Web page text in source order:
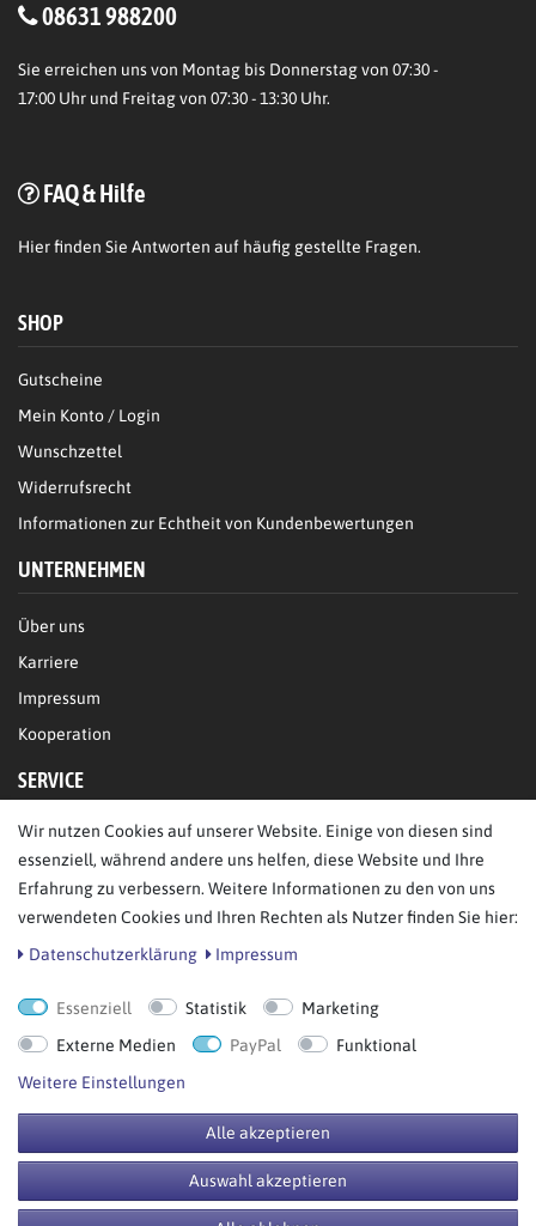
08631 988200
Sie erreichen uns von Montag bis Donnerstag von 07:30 -
17:00 Uhr und Freitag von 07:30 - 13:30 Uhr.
FAQ & Hilfe
Hierfinden Sie Antworten auf häufig gestellte Fragen.
SHOP
Gutscheine
Mein Konto / Login
Wunschzettel
Widerrufsrecht
Informationen zur Echtheit von Kundenbewertungen
UNTERNEHMEN
Über uns
Karriere
Impressum
Kooperation
SERVICE
FAQ/Hilfe
Datenschutz
AGB
Bestellung widerrufen
© Copyright 2026 BB Sport GmbH & Co KG. Alle Rechte vorbehalten.
**UVP = Unverbindliche Preisempfehlung des Herstellers
Wir nutzen Cookies auf unserer Website. Einige von diesen sind
essenziell, während andere uns helfen, diese Website und Ihre
Erfahrung zu verbessern. Weitere Informationen zu den von uns
verwendeten Cookies und Ihren Rechten als Nutzer finden Sie hier:
Daten­schutz­erklärung
Impressum
Essenziell Statistik
Marketing
Externe Medien
PayPal
Funktional
Weitere Einstellungen
Alle akzeptieren
Auswahl akzeptieren